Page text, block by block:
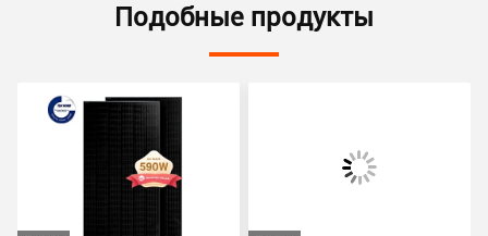
Подобные продукты